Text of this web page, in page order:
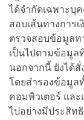
ได้จำกัดเฉพาะบุ
สอบเส้นทางการ
ตรวจสอบข้อมูลท
เป็นไปตามข้อมูล
นอกจากนี้ ยังได้
โดยสำรองข้อมูล
คอมพิวเตอร์ และ
ไปอย่างมีประสิท